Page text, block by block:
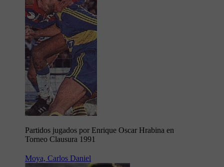
Partidos jugados por Enrique Oscar Hrabina en
Torneo Clausura 1991
Moya, Carlos Daniel